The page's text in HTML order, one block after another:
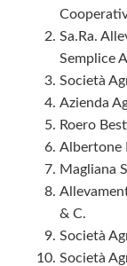
Sa.Ra.
Semplice
Società
Azienda
Roero
Albertone
Magliana
& C.
Società
Società